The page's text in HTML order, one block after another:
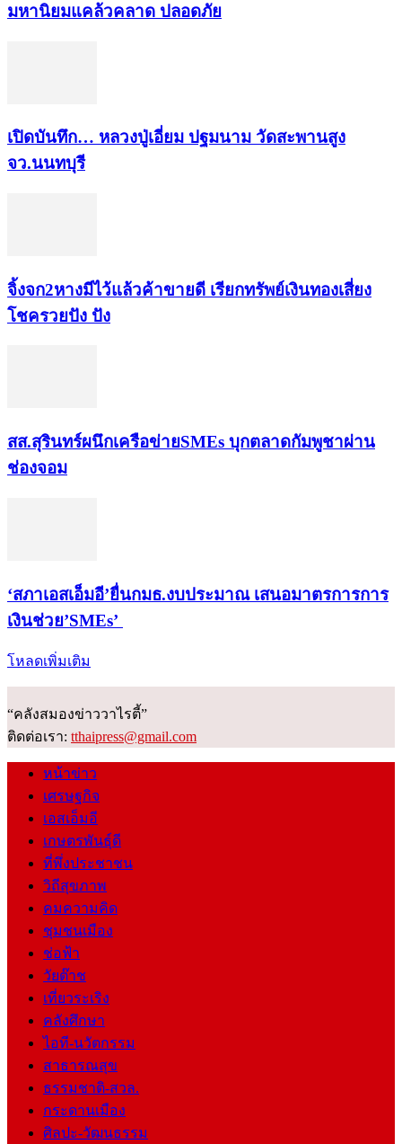
มหา​นิยม​แคล้วคลาด​ ปลอดภัย​
เปิดบันทึก… หลวงปู่เอี่ยม ​ปฐม​นาม​ วัดสะพานสูง​
จว.นนทบุรี
จิ้งจก​2​หาง​มีไว้แล้ว​ค้าขาย​ดี​ เรียก​ทรัพย์เงินทอง​เสี่ยง
โชค​รวยปัง​ ปัง​
สส.สุรินทร์ผนึกเครือข่ายSMEs บุกตลาดกัมพูชาผ่าน
ช่องจอม
‘สภาเอสเอ็มอี’ยื่นกมธ.งบประมาณ เสนอมาตรการการ
เงินช่วย’SMEs’
โหลดเพิ่มเติม
“คลังสมองข่าววาไรตี้”
ติดต่อเรา: tthaipress@gmail.com
หน้าข่าว
เศรษฐกิจ
เอสเอ็มอี
เกษตรพันธุ์ดี
ที่พึ่งประชาชน
วิถีสุขภาพ
คมความคิด
ชุมชนเมือง
ช่อฟ้า
วัยต๊าช
เที่ยวระเริง
คลังศึกษา
ไอที-นวัตกรรม
สาธารณสุข
ธรรมชาติ-สวล.
กระดานเมือง
ศิลปะ-วัฒนธรรม